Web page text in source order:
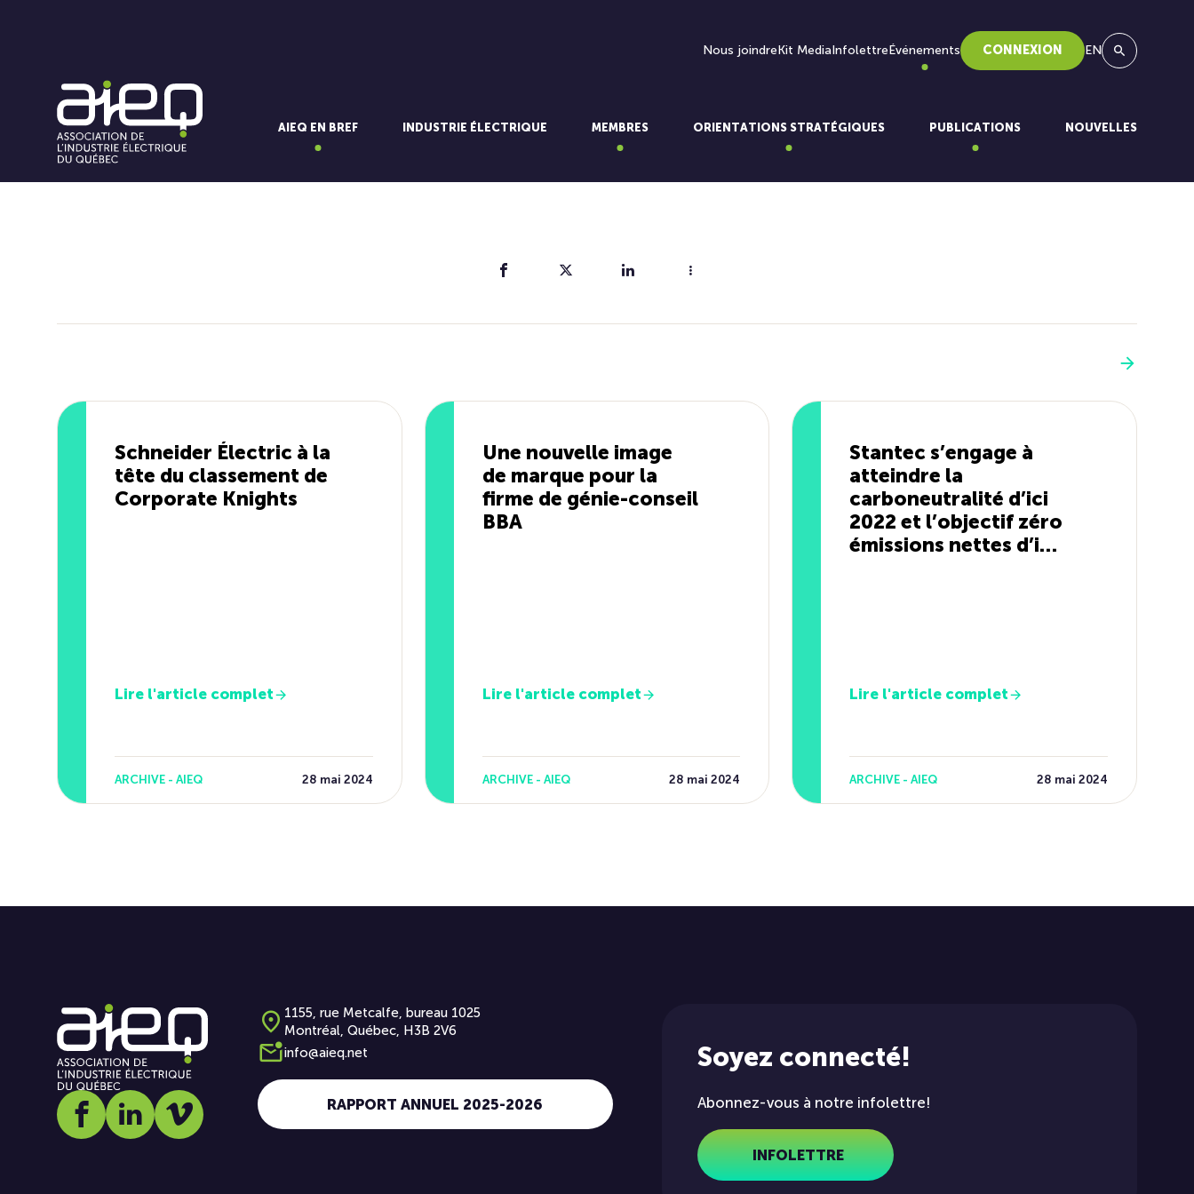
Nous joindreKit MediaInfolettreÉvénements CONNEXION EN
AIEQ EN BREF INDUSTRIE ÉLECTRIQUE MEMBRES ORIENTATIONS STRATÉGIQUES PUBLICATIONS NOUVELLES
Schneider Électric à la
tête du classement de
Corporate Knights
Lire l'article complet
ARCHIVE - AIEQ 28 mai 2024
Une nouvelle image
de marque pour la
firme de génie-conseil
BBA
Lire l'article complet
ARCHIVE - AIEQ 28 mai 2024
Stantec s’engage à
atteindre la
carboneutralité d’ici
2022 et l’objectif zéro
émissions nettes d’ici
Lire l'article complet
ARCHIVE - AIEQ 28 mai 2024
Social media link icon-facebook
Social media link icon-linkedin
Social media link icon-vimeo
1155, rue Metcalfe, bureau 1025
Montréal, Québec, H3B 2V6
info@aieq.net
RAPPORT ANNUEL 2025-2026
Soyez connecté!
Abonnez-vous à notre infolettre!
INFOLETTRE